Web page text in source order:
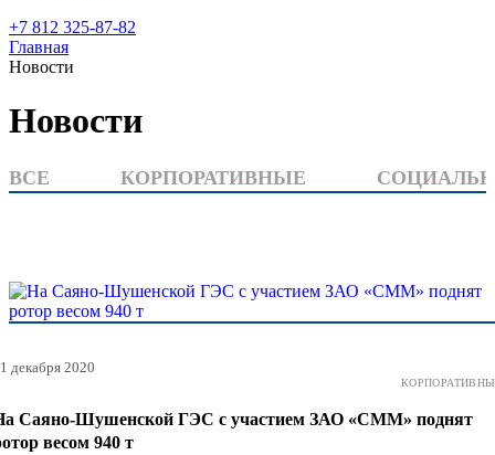
+7 812 325-87-82
Главная
Новости
Новости
ВСЕ КОРПОРАТИВНЫЕ
декабря 2020
Саяно-Шушенской ГЭС с участием ЗАО «СММ» поднят
весом 940 т